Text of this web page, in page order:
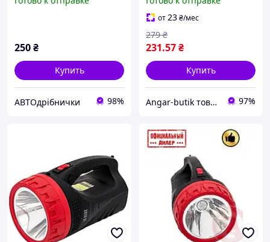
250₴
Купить
АВТОдрібнички 98%
3 режима, питание
3xAAA, пылевлагозащита
от23₴/мес
231.57₴
279 ₴
Купить
Angar-butik товары для дома и быта 97%